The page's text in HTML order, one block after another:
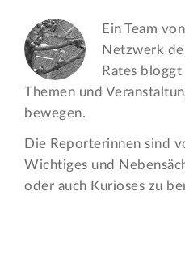
Ein Team
Netzwerk
Rates
Themen und
bewegen.
Die Reporterinnen sind
Wichtiges und
oder auch Kurioses zu